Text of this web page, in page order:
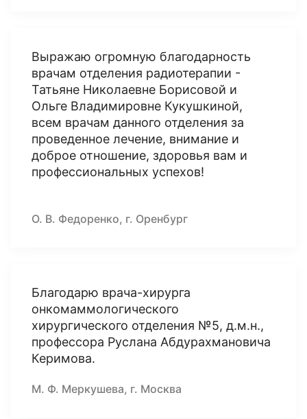
Выражаю огромную благодарность
врачам отделения радиотерапии -
Татьяне Николаевне Борисовой и
Ольге Владимировне Кукушкиной,
всем врачам данного отделения за
проведенное лечение, внимание и
доброе отношение, здоровья вам и
профессиональных успехов!
О. В. Федоренко, г. Оренбург
Благодарю врача-хирурга
онкомаммологического
хирургического отделения №5, д.м.н.,
профессора Руслана Абдурахмановича
Керимова.
М. Ф. Меркушева, г. Москва